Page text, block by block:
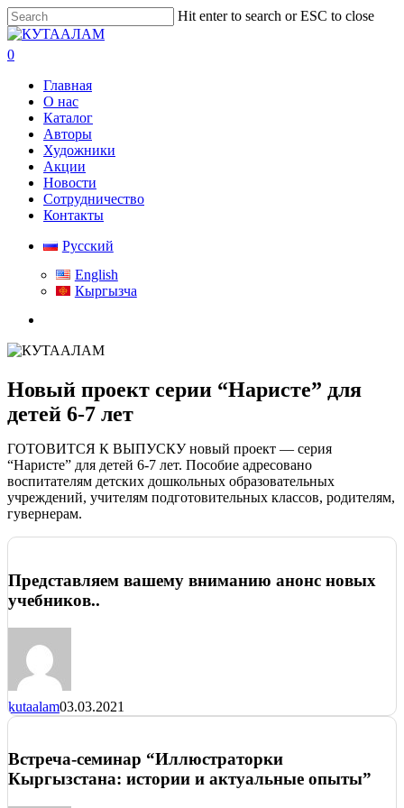
Skip
to
main
content
Hit enter to search or ESC to close
Close
Search
search
0
Главная
О нас
Каталог
Авторы
Художники
Акции
Новости
Сотрудничество
Контакты
Русский
English
Кыргызча
Новый проект серии “Наристе” для
детей 6-7 лет
ГОТОВИТСЯ К ВЫПУСКУ новый проект — серия
“Наристе” для детей 6-7 лет. Пособие адресовано
воспитателям детских дошкольных образовательных
учреждений, учителям подготовительных классов, родителям,
гувернерам.
Представляем вашему вниманию анонс новых
учебников..
kutaalam03.03.2021
Встреча-семинар “Иллюстраторки
Кыргызстана: истории и актуальные опыты”